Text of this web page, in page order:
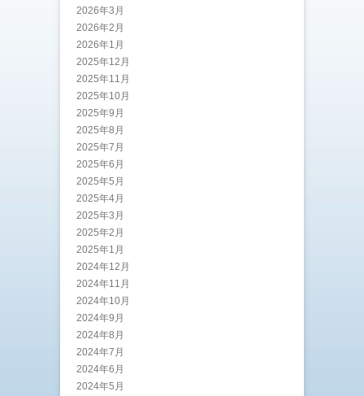
2026年3月
2026年2月
2026年1月
2025年12月
2025年11月
2025年10月
2025年9月
2025年8月
2025年7月
2025年6月
2025年5月
2025年4月
2025年3月
2025年2月
2025年1月
2024年12月
2024年11月
2024年10月
2024年9月
2024年8月
2024年7月
2024年6月
2024年5月